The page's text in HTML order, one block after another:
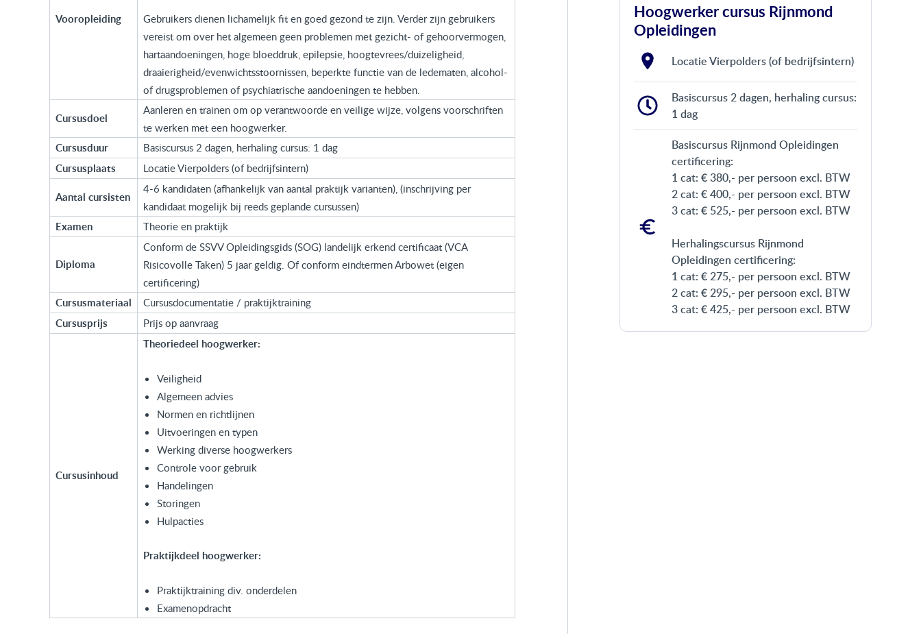
Vooropleiding
Gebruikers dienen lichamelijk fit en goed gezond te zijn. Verder zijn gebruikers
vereist om over het algemeen geen problemen met gezicht- of gehoorvermogen,
hartaandoeningen, hoge bloeddruk, epilepsie, hoogtevrees/duizeligheid,
draaierigheid/evenwichtsstoornissen, beperkte functie van de ledematen, alcohol-
of drugsproblemen of psychiatrische aandoeningen te hebben.
Cursusdoel
Aanleren en trainen om op verantwoorde en veilige wijze, volgens voorschriften
te werken met een hoogwerker.
Cursusduur Basiscursus 2 dagen, herhaling cursus: 1 dag
Cursusplaats Locatie Vierpolders (of bedrijfsintern)
Aantal cursisten
4-6 kandidaten (afhankelijk van aantal praktijk varianten), (inschrijving per
kandidaat mogelijk bij reeds geplande cursussen)
Examen Theorie en praktijk
Diploma
Conform de SSVV Opleidingsgids (SOG) landelijk erkend certificaat (VCA
Risicovolle Taken) 5 jaar geldig. Of conform eindtermen Arbowet (eigen
certificering)
Cursusmateriaal Cursusdocumentatie / praktijktraining
Cursusprijs Prijs op aanvraag
Cursusinhoud
Theoriedeel hoogwerker:
Veiligheid
Algemeen advies
Normen en richtlijnen
Uitvoeringen en typen
Werking diverse hoogwerkers
Controle voor gebruik
Handelingen
Storingen
Hulpacties
Praktijkdeel hoogwerker:
Praktijktraining div. onderdelen
Examenopdracht
Hoogwerker cursus Rijnmond
Opleidingen
Locatie Vierpolders (of bedrijfsintern)
Basiscursus 2 dagen, herhaling cursus:
1 dag
Basiscursus Rijnmond Opleidingen
certificering:
1 cat: € 380,- per persoon excl. BTW
2 cat: € 400,- per persoon excl. BTW
3 cat: € 525,- per persoon excl. BTW
Herhalingscursus Rijnmond
Opleidingen certificering:
1 cat: € 275,- per persoon excl. BTW
2 cat: € 295,- per persoon excl. BTW
3 cat: € 425,- per persoon excl. BTW